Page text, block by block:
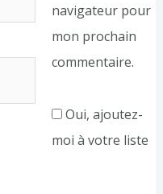
navigateur pour
mon prochain
commentaire.
Oui, ajoutez-
moi à votre liste